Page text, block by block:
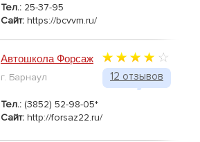
Тел.: 25-37-95
Сайт: https://bcvvm.ru/
12 отзывов
Автошкола Форсаж
г. Барнаул
Тел.: (3852) 52-98-05*
Сайт: http://forsaz22.ru/